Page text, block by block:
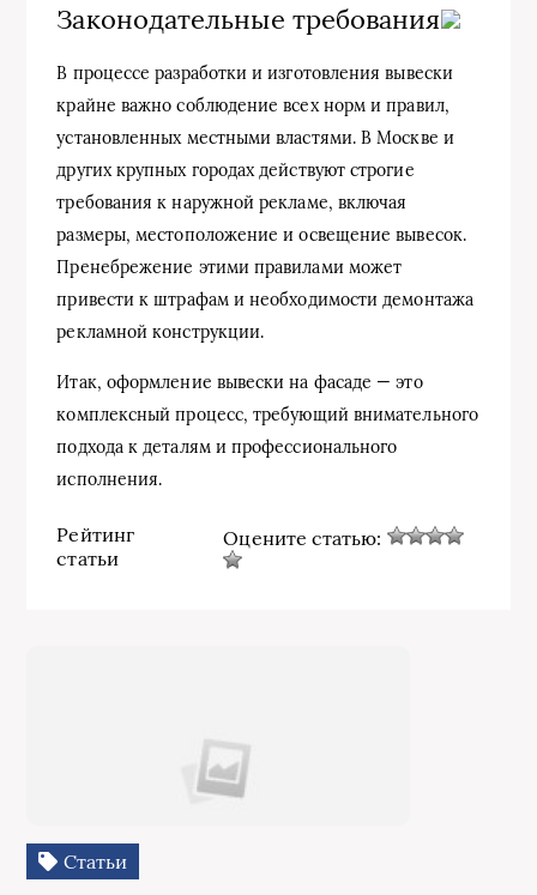
Законодательные требования
В процессе разработки и изготовления вывески
крайне важно соблюдение всех норм и правил,
установленных местными властями. В Москве и
других крупных городах действуют строгие
требования к наружной рекламе, включая
размеры, местоположение и освещение вывесок.
Пренебрежение этими правилами может
привести к штрафам и необходимости демонтажа
рекламной конструкции.
Итак, оформление вывески на фасаде — это
комплексный процесс, требующий внимательного
подхода к деталям и профессионального
исполнения.
Рейтинг
статьи
Оцените статью:
Статьи